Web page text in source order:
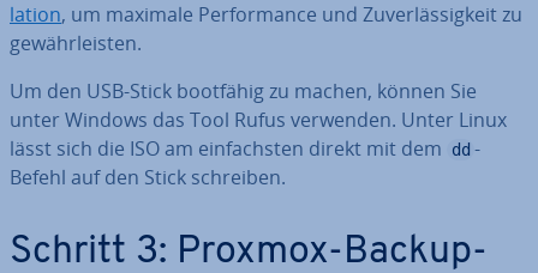
la­ti­on, um maximale Per­for­mance und Zu­ver­läs­sig­keit zu
ge­währ­leis­ten.
Um den USB-Stick bootfähig zu machen, können Sie
unter Windows das Tool Rufus verwenden. Unter Linux
lässt sich die ISO am ein­fachs­ten direkt mit dem
dd -
Befehl auf den Stick schreiben.
Schritt 3: Proxmox-Backup-